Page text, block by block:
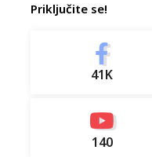
Priključite se!
41K
140